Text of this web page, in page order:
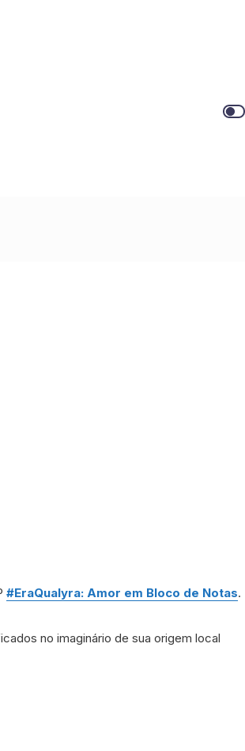
#EraQualyra: Amor em Bloco de Notas.
no imaginário de sua origem local